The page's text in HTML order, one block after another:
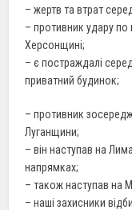
– жертв та втрат
– противник удару по
Херсонщині;
– є постраждалі
приватний будинок;
– противник
Луганщини;
– він наступав на
напрямках;
– також наступав на
– наші захисники